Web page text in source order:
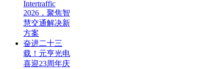
Intertraffic
2026，聚焦智
慧交通解决新
方案
奋进二十三
载！元亨光电
喜迎23周年庆